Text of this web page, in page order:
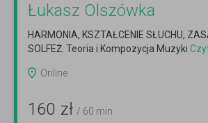
Łukasz Olszówka
HARMONIA, KSZTAŁCENIE SŁUCHU,
SOLFEŻ. Teoria i Kompozycja Muzyki
Online
160 zł / 60 min